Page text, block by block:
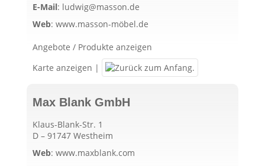
E-Mail: ludwig@masson.de
Web: www.masson-möbel.de
Angebote / Produkte anzeigen
Karte anzeigen |
Max Blank GmbH
Klaus-Blank-Str. 1
D – 91747 Westheim
Web: www.maxblank.com